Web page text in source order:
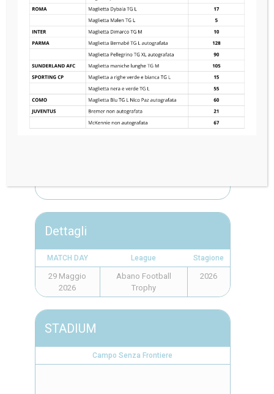
COMO 1907
3
—
6
Dettagli
MATCH DAY League Stagione
29 Maggio
2026
Abano Football
Trophy
2026
STADIUM
Campo Senza Frontiere